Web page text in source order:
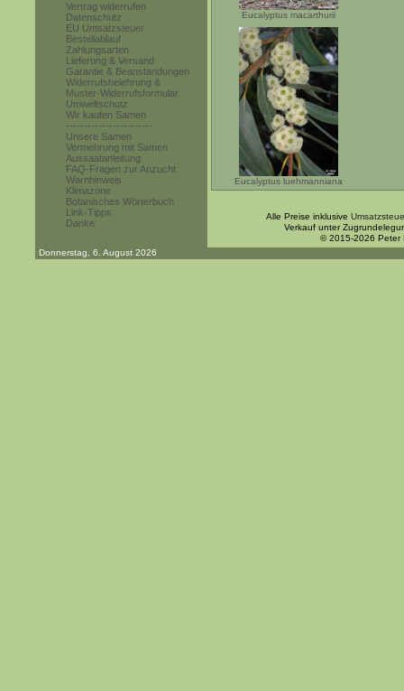
Vertrag widerrufen
Datenschutz
EU Umsatzsteuer
Bestellablauf
Zahlungsarten
Lieferung & Versand
Garantie & Beanstandungen
Widerrufsbelehrung &
Muster-Widerrufsformular
Umweltschutz
Wir kaufen Samen
------------------------
Unsere Samen
Vermehrung mit Samen
Aussaatanleitung
FAQ-Fragen zur Anzucht
Warnhinweis
Klimazone
Botanisches Wörterbuch
Link-Tipps
Danke
Eucalyptus macarthurii
Eucalyptus luehmanniana
Alle Preise inklusive
Verkauf unter
© 2015-2026 Peter
Donnerstag, 6. August 2026